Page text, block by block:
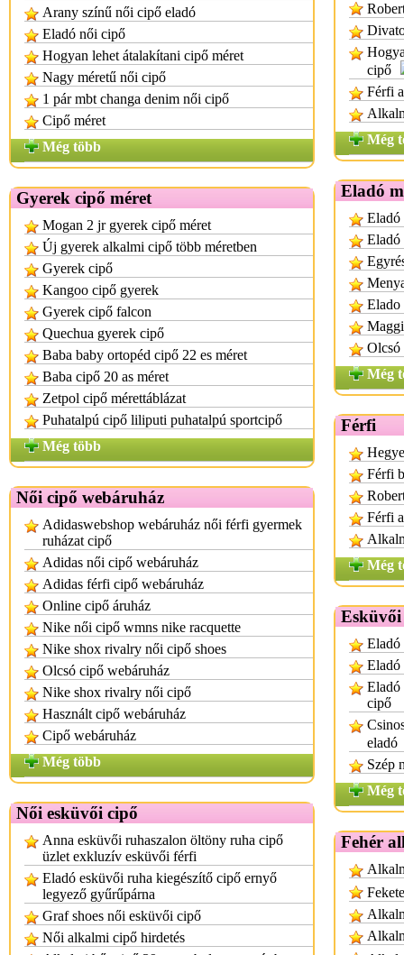
Arany színű női cipő eladó
Eladó női cipő
Hogyan lehet átalakítani cipő méret
Nagy méretű női cipő
1 pár mbt changa denim női cipő
Cipő méret
Még több
Gyerek cipő méret
Mogan 2 jr gyerek cipő méret
Új gyerek alkalmi cipő több méretben
Gyerek cipő
Kangoo cipő gyerek
Gyerek cipő falcon
Quechua gyerek cipő
Baba baby ortopéd cipő 22 es méret
Baba cipő 20 as méret
Zetpol cipő mérettáblázat
Puhatalpú cipő liliputi puhatalpú sportcipő
Még több
Női cipő webáruház
Adidaswebshop webáruház női férfi gyermek
ruházat cipő
Adidas női cipő webáruház
Adidas férfi cipő webáruház
Online cipő áruház
Nike női cipő wmns nike racquette
Nike shox rivalry női cipő shoes
Olcsó cipő webáruház
Nike shox rivalry női cipő
Használt cipő webáruház
Cipő webáruház
Még több
Női esküvői cipő
Anna esküvői ruhaszalon öltöny ruha cipő
üzlet exkluzív esküvői férfi
Eladó esküvői ruha kiegészítő cipő ernyő
legyező gyűrűpárna
Graf shoes női esküvői cipő
Női alkalmi cipő hirdetés
cipő
Férfi
Még
Eladó
Eladó
Eladó
Elado
Olcsó
Még
Férfi
Férfi
Férfi
Még
Esküvői
Eladó
Eladó
Eladó
cipő
eladó
Szép
Még
Fehér